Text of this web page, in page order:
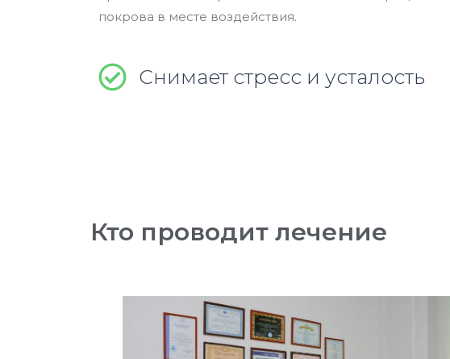
покрова в месте воздействия.
Снимает стресс и усталость
Кто проводит лечение